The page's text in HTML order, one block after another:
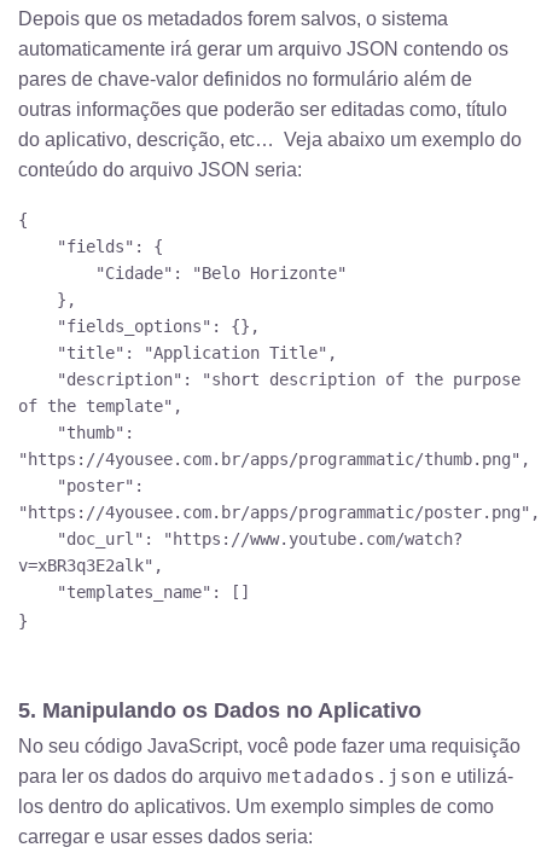
Depois que os metadados forem salvos, o sistema
automaticamente irá gerar um arquivo JSON contendo os
pares de chave-valor definidos no formulário além de
outras informações que poderão ser editadas como, título
do aplicativo, descrição, etc… Veja abaixo um exemplo do
conteúdo do arquivo JSON seria:
{
"fields": {
"Cidade": "Belo Horizonte"
},
"fields_options": {},
"title": "Application Title",
"description": "short description of the purpose
of the template",
"thumb":
"https://4yousee.com.br/apps/programmatic/thumb.png",
"poster":
"https://4yousee.com.br/apps/programmatic/poster.png",
"doc_url": "https://www.youtube.com/watch?
v=xBR3q3E2alk",
"templates_name": []
}
5. Manipulando os Dados no Aplicativo
No seu código JavaScript, você pode fazer uma requisição
para ler os dados do arquivo metadados.json e utilizá-
los dentro do aplicativos. Um exemplo simples de como
carregar e usar esses dados seria: